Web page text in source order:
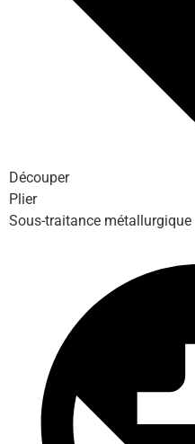
Découper
Plier
Sous-traitance métallurgique